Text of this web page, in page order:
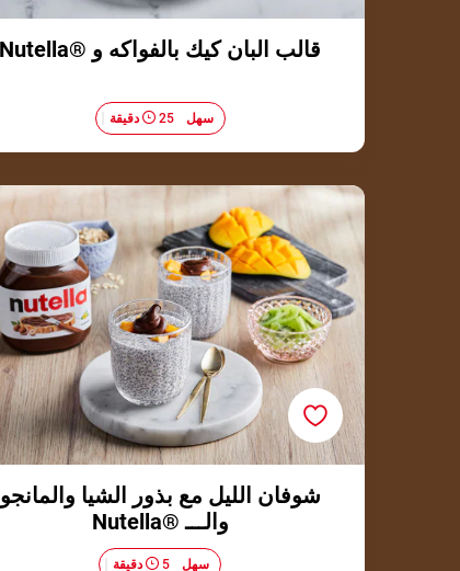
قالب البان كيك بالفواكه و ®Nutella
سهل 25 دقيقة
شوفان الليل مع بذور الشيا والمانجو <br> والـــ ®Nutella
شوفان الليل مع بذور الشيا والمانجو
والـــ ®Nutella
سهل 5 دقيقة